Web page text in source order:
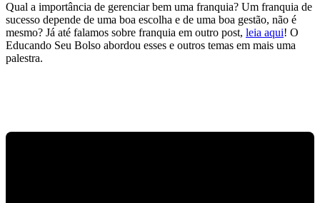
Qual a importância de gerenciar bem uma franquia? Um franquia de
sucesso depende de uma boa escolha e de uma boa gestão, não é
mesmo? Já até falamos sobre franquia em outro post, leia aqui! O
Educando Seu Bolso abordou esses e outros temas em mais uma
palestra.